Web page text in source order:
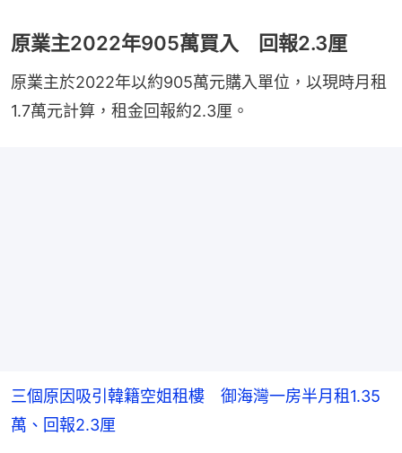
原業主2022年905萬買入 回報2.3厘
原業主於2022年以約905萬元購入單位，以現時月租
1.7萬元計算，租金回報約2.3厘。
三個原因吸引韓籍空姐租樓 御海灣一房半月租1.35
萬、回報2.3厘